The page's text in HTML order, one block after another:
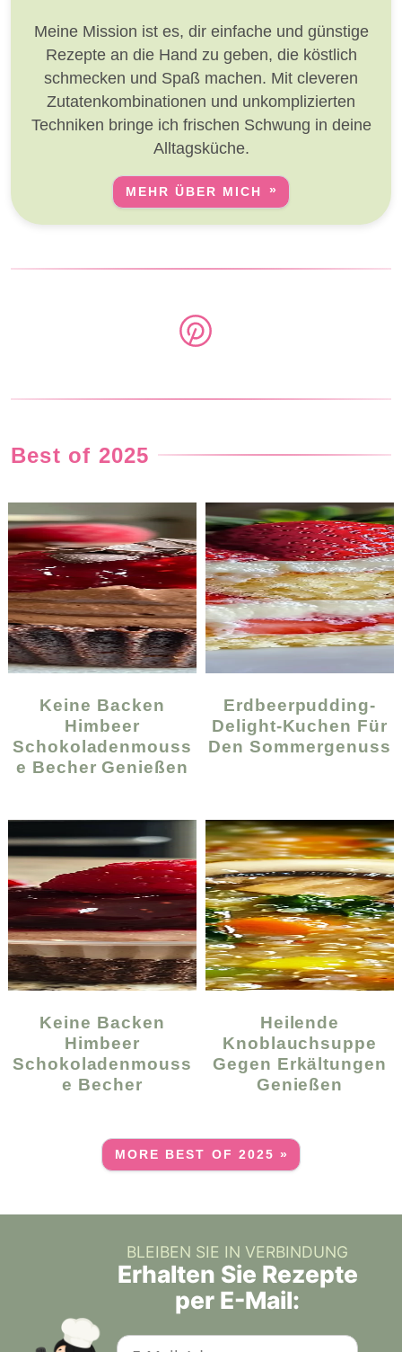
Meine Mission ist es, dir einfache und günstige
Rezepte an die Hand zu geben, die köstlich
schmecken und Spaß machen. Mit cleveren
Zutatenkombinationen und unkomplizierten
Techniken bringe ich frischen Schwung in deine
Alltagsküche.
MEHR ÜBER MICH
Best of 2025
Keine Backen
Himbeer
Schokoladenmouss
E Becher Genießen
Erdbeerpudding-
Delight-Kuchen Für
Den Sommergenuss
Keine Backen
Himbeer
Schokoladenmouss
E Becher
Heilende
Knoblauchsuppe
Gegen Erkältungen
Genießen
MORE BEST OF 2025 »
BLEIBEN SIE IN VERBINDUNG
Erhalten Sie Rezepte
per E-Mail: